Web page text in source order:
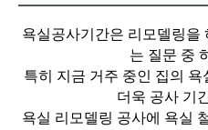
욕실공사기간은 리모델링을
는 질문 중
특히 지금 거주 중인 집의
더욱 공사 기
욕실 리모델링 공사에 욕실